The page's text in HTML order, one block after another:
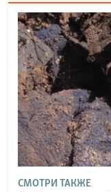
СМОТРИ ТАКЖЕ